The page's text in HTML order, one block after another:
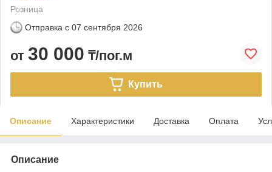
Розница
Отправка с 07 сентября 2026
от 30 000 ₸/пог.м
Купить
Описание Характеристики Доставка Оплата
Описание